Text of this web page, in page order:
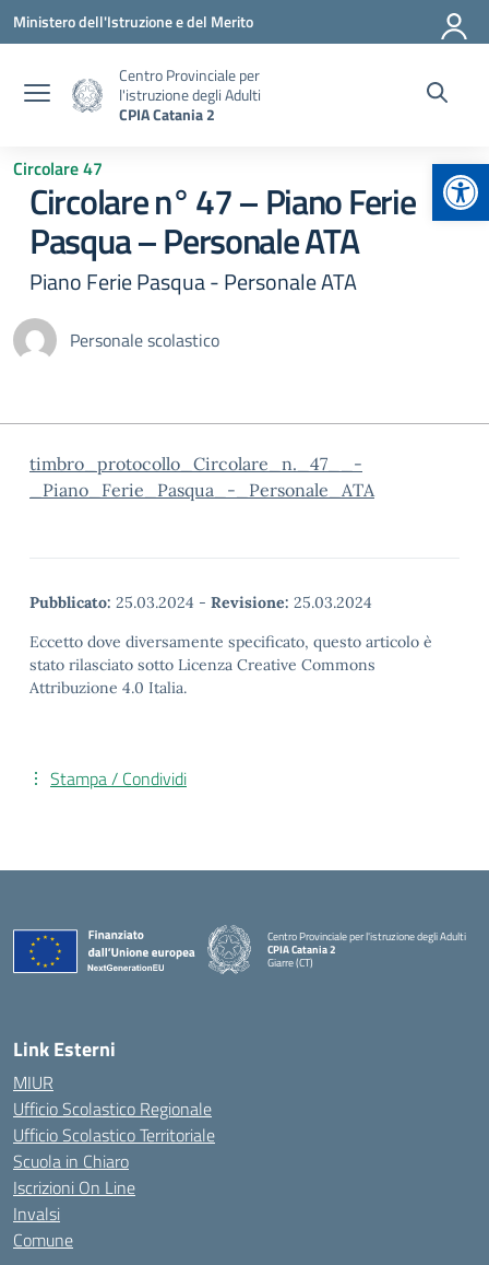
Vai ai contenuti
Vai al menu di navigazione
Vai al footer
Ministero dell'Istruzione e del Merito
Centro Provinciale per
l'istruzione degli Adulti
CPIA Catania 2
Circolare 47
Circolare n° 47 – Piano Ferie
Pasqua – Personale ATA
Piano Ferie Pasqua - Personale ATA
Personale scolastico
timbro_protocollo_Circolare_n._47__-
_Piano_Ferie_Pasqua_-_Personale_ATA
Pubblicato: 25.03.2024 - Revisione: 25.03.2024
Eccetto dove diversamente specificato, questo articolo è
stato rilasciato sotto Licenza Creative Commons
Attribuzione 4.0 Italia.
Stampa / Condividi
Centro Provinciale per l'istruzione degli Adulti
CPIA Catania 2
Giarre (CT)
Link Esterni
MIUR
Ufficio Scolastico Regionale
Ufficio Scolastico Territoriale
Scuola in Chiaro
Iscrizioni On Line
Invalsi
Comune